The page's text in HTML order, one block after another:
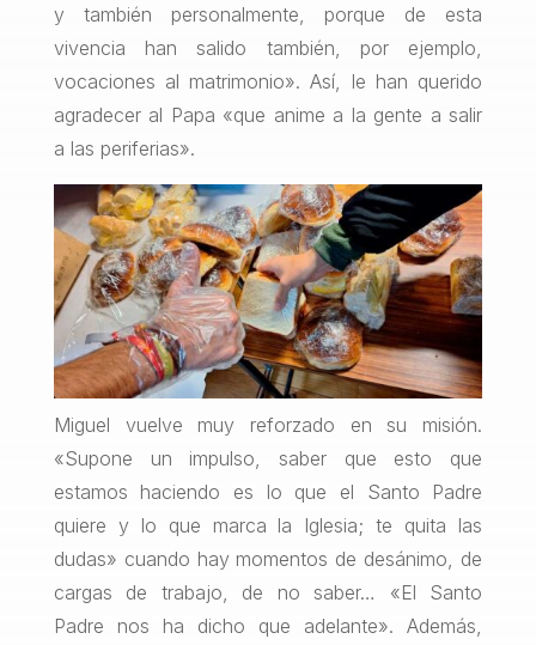
y también personalmente, porque de esta
vivencia han salido también, por ejemplo,
vocaciones al matrimonio». Así, le han querido
agradecer al Papa «que anime a la gente a salir
a las periferias».
Miguel vuelve muy reforzado en su misión.
«Supone un impulso, saber que esto que
estamos haciendo es lo que el Santo Padre
quiere y lo que marca la Iglesia; te quita las
dudas» cuando hay momentos de desánimo, de
cargas de trabajo, de no saber… «El Santo
Padre nos ha dicho que adelante». Además,